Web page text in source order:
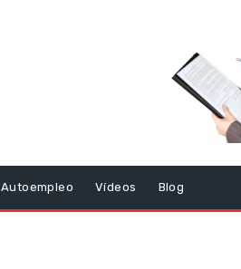
Autoempleo Vídeos Blog